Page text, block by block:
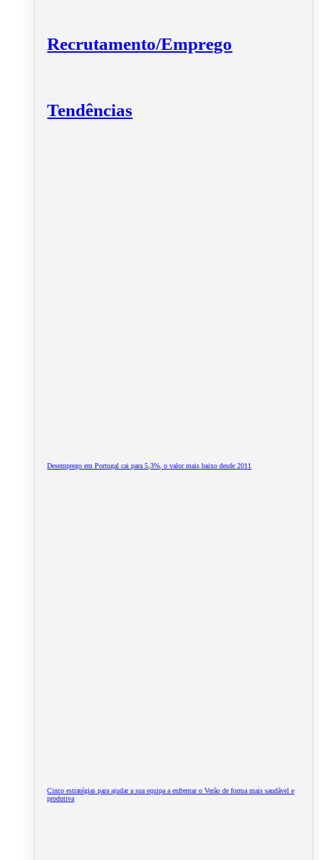
Recrutamento/Emprego
Tendências
Desemprego em Portugal cai para 5,3%, o valor mais baixo desde 2011
Cinco estratégias para ajudar a sua equipa a enfrentar o Verão de forma mais saudável e
produtiva